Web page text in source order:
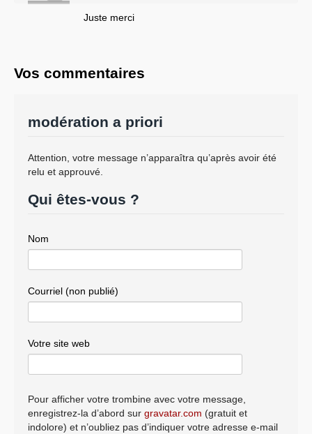
Juste merci
Vos commentaires
modération a priori
Attention, votre message n’apparaîtra qu’après avoir été
relu et approuvé.
Qui êtes-vous ?
Nom
Courriel (non publié)
Votre site web
Pour afficher votre trombine avec votre message,
enregistrez-la d’abord sur gravatar.com (gratuit et
indolore) et n’oubliez pas d’indiquer votre adresse e-mail